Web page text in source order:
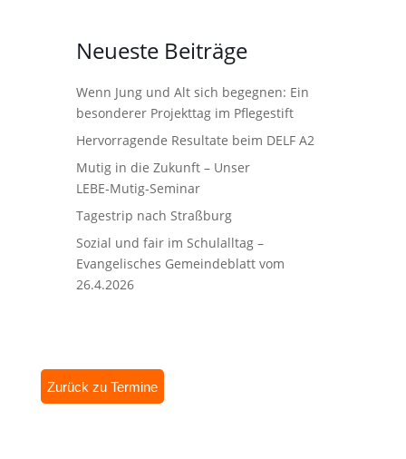
Neueste Beiträge
Wenn Jung und Alt sich begegnen: Ein
besonderer Projekttag im Pflegestift
Hervorragende Resultate beim DELF A2
Mutig in die Zukunft – Unser
LEBE‑Mutig‑Seminar
Tagestrip nach Straßburg
Sozial und fair im Schulalltag –
Evangelisches Gemeindeblatt vom
26.4.2026
Zurück zu Termine